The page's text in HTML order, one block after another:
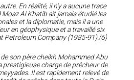
En réalité, il n’y a aucune trace
Al Khatib ait jamais étudié les
et la diplomatie, mais il a une
en géophysique et a travaillé six
Petroleum Company (1985-91).(6)
son père cheikh Mohammed Abu
prestigieuse charge de prêcheur de
Il est rapidement relevé de